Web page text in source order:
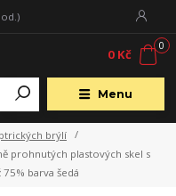
Menu
0
0 Kč
brýlí
prohnutých plastových skel s
barva šedá